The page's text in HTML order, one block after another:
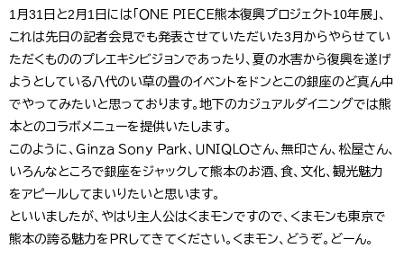
1月31日と2月1日には「ＯＮＥ ＰＩＥＣＥ熊本復興プロジェクト10年展」、
これは先日の記者会見でも発表させていただいた3月からやらせてい
ただくもののプレエキシビジョンであったり、夏の水害から復興を遂げ
ようとしている八代のい草の畳のイベントをドンとこの銀座のど真ん中
でやってみたいと思っております。地下のカジュアルダイニングでは熊
本とのコラボメニューを提供いたします。
このように、Ｇｉｎｚａ Ｓｏｎｙ Ｐａｒｋ、ＵＮＩＱＬＯさん、無印さん、松屋さん、
いろんなところで銀座をジャックして熊本のお酒、食、文化、観光魅力
をアピールしてまいりたいと思います。
といいましたが、やはり主人公はくまモンですので、くまモンも東京で
熊本の誇る魅力をＰＲしてきてください。くまモン、どうぞ。どーん。